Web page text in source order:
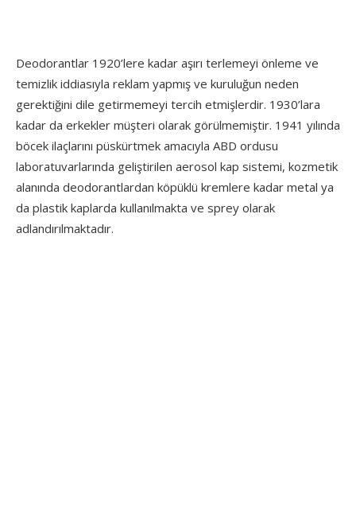
Deodorantlar 1920’lere kadar aşırı terlemeyi önleme ve
temizlik iddiasıyla reklam yapmış ve kuruluğun neden
gerektiğini dile getirmemeyi tercih etmişlerdir. 1930’lara
kadar da erkekler müşteri olarak görülmemiştir. 1941 yılında
böcek ilaçlarını püskürtmek amacıyla ABD ordusu
laboratuvarlarında geliştirilen aerosol kap sistemi, kozmetik
alanında deodorantlardan köpüklü kremlere kadar metal ya
da plastik kaplarda kullanılmakta ve sprey olarak
adlandırılmaktadır.